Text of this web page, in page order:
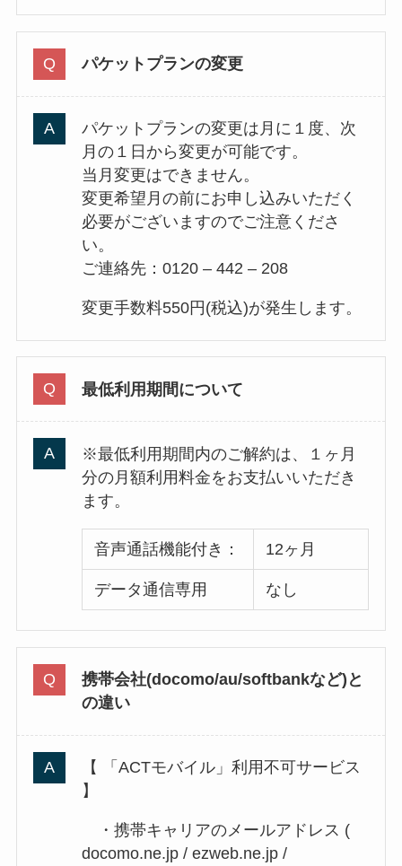
パケットプランの変更
パケットプランの変更は月に１度、次
月の１日から変更が可能です。
当月変更はできません。
変更希望月の前にお申し込みいただく
必要がございますのでご注意くださ
い。
ご連絡先：0120 – 442 – 208
変更手数料550円(税込)が発生します。
最低利用期間について
※最低利用期間内のご解約は、１ヶ月
分の月額利用料金をお支払いいただき
ます。
音声通話機能付き： 12ヶ月
データ通信専用 なし
携帯会社(docomo/au/softbankなど)と
の違い
【 「ACTモバイル」利用不可サービス
】
・携帯キャリアのメールアドレス (
docomo.ne.jp / ezweb.ne.jp /